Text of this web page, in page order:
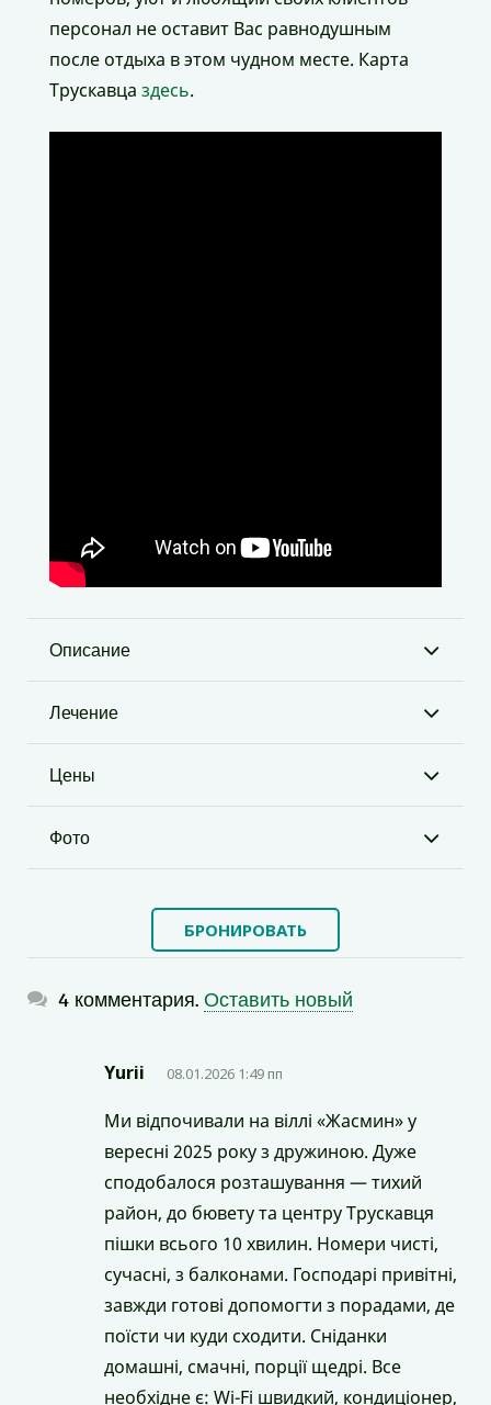
персонал не оставит Вас равнодушным
после отдыха в этом чудном месте. Карта
Трускавца здесь.
Описание
Лечение
Цены
Фото
БРОНИРОВАТЬ
4 комментария. Оставить новый
Yurii 08.01.2026 1:49 пп
Ми відпочивали на віллі «Жасмин» у
вересні 2025 року з дружиною. Дуже
сподобалося розташування — тихий
район, до бювету та центру Трускавця
пішки всього 10 хвилин. Номери чисті,
сучасні, з балконами. Господарі привітні,
завжди готові допомогти з порадами, де
поїсти чи куди сходити. Сніданки
домашні, смачні, порції щедрі. Все
необхідне є: Wi-Fi швидкий, кондиціонер,